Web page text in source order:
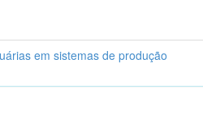
em sistemas de produção